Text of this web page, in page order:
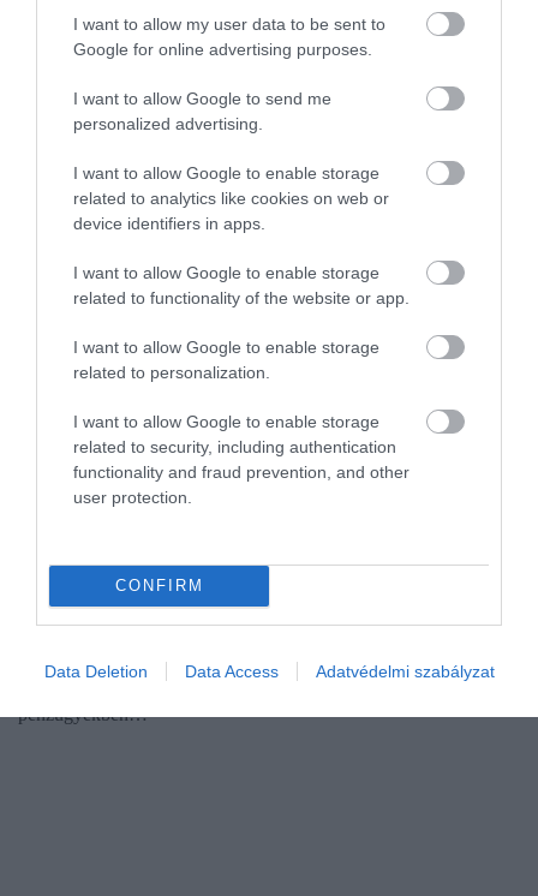
I want to allow my user data to be sent to
Google for online advertising purposes.
I want to allow Google to send me
personalized advertising.
I want to allow Google to enable storage
related to analytics like cookies on web or
device identifiers in apps.
I want to allow Google to enable storage
related to functionality of the website or app.
I want to allow Google to enable storage
related to personalization.
I want to allow Google to enable storage
related to security, including authentication
functionality and fraud prevention, and other
user protection.
CONFIRM
Data Deletion Data Access Adatvédelmi szabályzat
PÉNZÜGYEK
ennyinek nincs
A magyarok 32 százalékának egyáltalán nincs megtakarítása, az
kiadást tudna fedezni félretett pénzéből. A többség a
pénzügyekben…